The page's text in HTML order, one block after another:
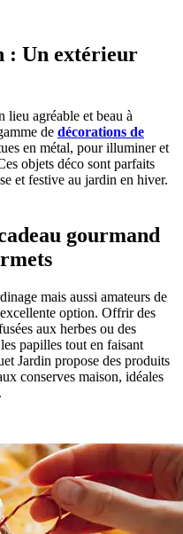
: Un extérieur
lieu agréable et beau à
de décorations de
en métal, pour illuminer et
objets déco sont parfaits
et festive au jardin en hiver.
gourmand
mais aussi amateurs de
option. Offrir des
aux herbes ou des
papilles tout en faisant
Jardin propose des produits
conserves maison, idéales